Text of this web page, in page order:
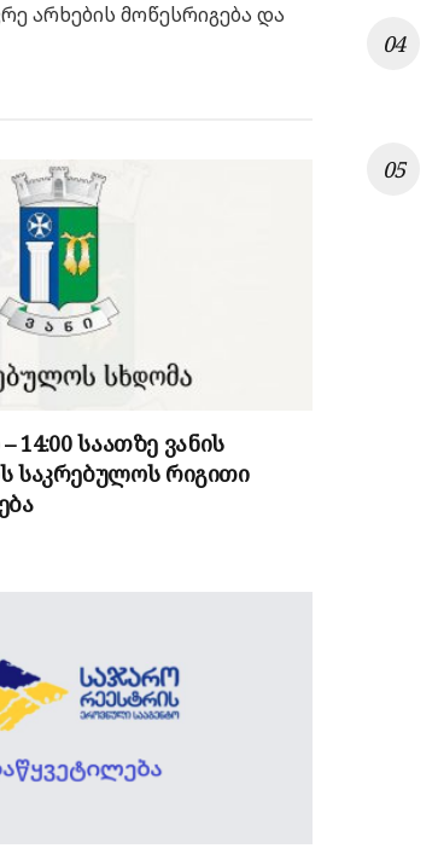
არხების მოწესრიგება და
14:00 საათზე ვანის
საკრებულოს რიგითი